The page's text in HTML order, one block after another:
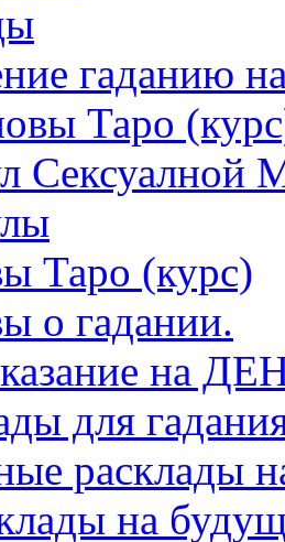
гаданию
Таро
Сексуалной
Таро (курс)
о гадании.
на
для
расклады
на